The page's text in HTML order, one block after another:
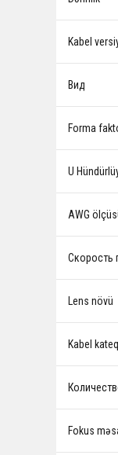
Kabel
Вид
Forma
U
AWG
Скорость
Lens növü
Kabel
Fokus